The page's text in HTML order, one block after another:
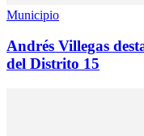
Municipio
Andrés Villegas
del Distrito 15